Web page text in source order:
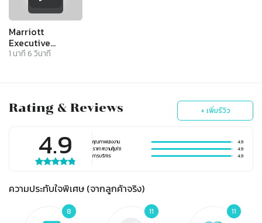
Marriott
Executive
Apartments
1 นาที 6วินาที
Rating & Reviews + เพิ่มรีวิว
4.9 คุณภาพของงาน
4.9
ราคา (ความคุ้มค่า)
4.9
การบริการ
4.9
ความประทับใจพิเศษ (จากลูกค้าจริง)
8 11 11